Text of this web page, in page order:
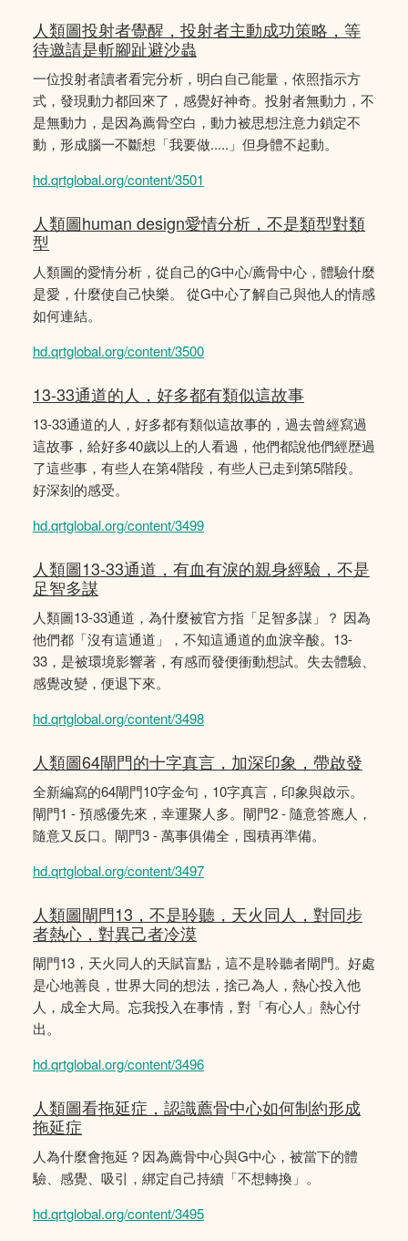
人類圖投射者覺醒，投射者主動成功策略，等
待邀請是斬腳趾避沙蟲
一位投射者讀者看完分析，明白自己能量，依照指示方
式，發現動力都回來了，感覺好神奇。投射者無動力，不
是無動力，是因為薦骨空白，動力被思想注意力鎖定不
動，形成腦一不斷想「我要做.....」但身體不起動。
hd.qrtglobal.org/content/3501
人類圖human design愛情分析，不是類型對類
型
人類圖的愛情分析，從自己的G中心/薦骨中心，體驗什麼
是愛，什麼使自己快樂。 從G中心了解自己與他人的情感
如何連結。
hd.qrtglobal.org/content/3500
13-33通道的人，好多都有類似這故事
13-33通道的人，好多都有類似這故事的，過去曾經寫過
這故事，給好多40歲以上的人看過，他們都說他們經歴過
了這些事，有些人在第4階段，有些人已走到第5階段。
好深刻的感受。
hd.qrtglobal.org/content/3499
人類圖13-33通道，有血有淚的親身經驗，不是
足智多謀
人類圖13-33通道，為什麼被官方指「足智多謀」？ 因為
他們都「沒有這通道」，不知這通道的血淚辛酸。13-
33，是被環境影響著，有感而發便衝動想試。失去體驗、
感覺改變，便退下來。
hd.qrtglobal.org/content/3498
人類圖64閘門的十字真言，加深印象，帶啟發
全新編寫的64閘門10字金句，10字真言，印象與啟示。
閘門1 - 預感優先來，幸運聚人多。閘門2 - 隨意答應人，
隨意又反口。閘門3 - 萬事俱備全，囤積再準備。
hd.qrtglobal.org/content/3497
人類圖閘門13，不是聆聽，天火同人，對同步
者熱心，對異己者冷漠
閘門13，天火同人的天賦盲點，這不是聆聽者閘門。好處
是心地善良，世界大同的想法，捨己為人，熱心投入他
人，成全大局。忘我投入在事情，對「有心人」熱心付
出。
hd.qrtglobal.org/content/3496
人類圖看拖延症，認識薦骨中心如何制約形成
拖延症
人為什麼會拖延？因為薦骨中心與G中心，被當下的體
驗、感覺、吸引，綁定自己持續「不想轉換」。
hd.qrtglobal.org/content/3495